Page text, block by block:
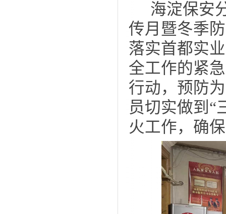
海淀保安
传月暨冬季
落实首都实
全工作的紧
行动，预防
员切实做到“
火工作，确